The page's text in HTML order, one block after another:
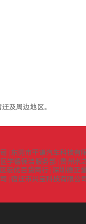
及周边地区。
东莞市平谦汽车科技有
学德保洁服务部 贵州水
宏优百货商行 深圳德正
宿迁市兴宝科技有限公